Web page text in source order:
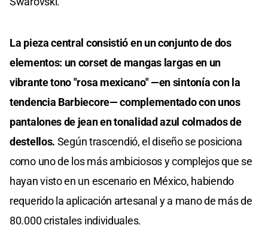
La pieza central consistió en un conjunto de dos
elementos: un corset de mangas largas en un
vibrante tono "rosa mexicano" —en sintonía con la
tendencia Barbiecore— complementado con unos
pantalones de jean en tonalidad azul colmados de
destellos. Según trascendió, el diseño se posiciona
como uno de los más ambiciosos y complejos que se
hayan visto en un escenario en México, habiendo
requerido la aplicación artesanal y a mano de más de
80.000 cristales individuales.